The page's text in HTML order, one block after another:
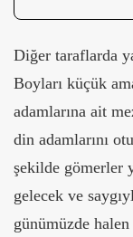
Diğer taraflarda
Boyları küçük
adamlarına ait
din adamlarını
şekilde gömerler
gelecek ve
günümüzde halen